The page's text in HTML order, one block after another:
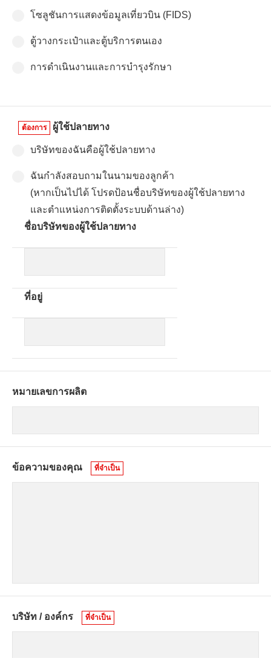
โซลูชันการแสดงข้อมูลเที่ยวบิน (FIDS)
ตู้วางกระเป๋าและตู้บริการตนเอง
การดำเนินงานและการบำรุงรักษา
ต้องการ ผู้ใช้ปลายทาง
บริษัทของฉันคือผู้ใช้ปลายทาง
ฉันกำลังสอบถามในนามของลูกค้า
(หากเป็นไปได้ โปรดป้อนชื่อบริษัทของผู้ใช้ปลายทาง
และตำแหน่งการติดตั้งระบบด้านล่าง)
ชื่อบริษัทของผู้ใช้ปลายทาง
ที่อยู่
หมายเลขการผลิต
ข้อความของคุณ ที่จำเป็น
บริษัท / องค์กร ที่จำเป็น